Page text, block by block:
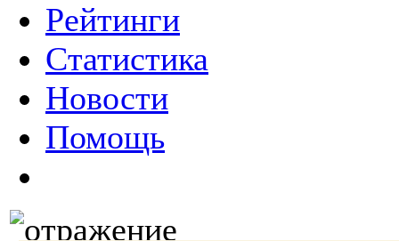
Рейтинги
Статистика
Новости
Помощь